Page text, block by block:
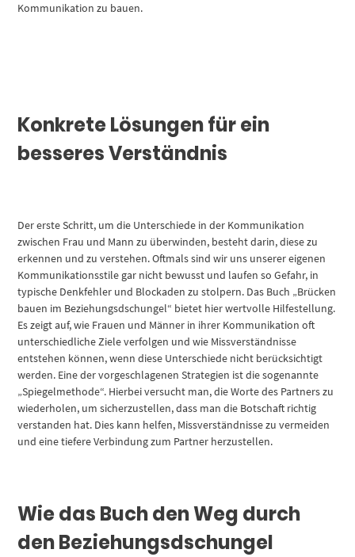
Kommunikation zu bauen.
Konkrete Lösungen für ein
besseres Verständnis
Der erste Schritt, um die Unterschiede in der Kommunikation
zwischen Frau und Mann zu überwinden, besteht darin, diese zu
erkennen und zu verstehen. Oftmals sind wir uns unserer eigenen
Kommunikationsstile gar nicht bewusst und laufen so Gefahr, in
typische Denkfehler und Blockaden zu stolpern. Das Buch „Brücken
bauen im Beziehungsdschungel“ bietet hier wertvolle Hilfestellung.
Es zeigt auf, wie Frauen und Männer in ihrer Kommunikation oft
unterschiedliche Ziele verfolgen und wie Missverständnisse
entstehen können, wenn diese Unterschiede nicht berücksichtigt
werden. Eine der vorgeschlagenen Strategien ist die sogenannte
„Spiegelmethode“. Hierbei versucht man, die Worte des Partners zu
wiederholen, um sicherzustellen, dass man die Botschaft richtig
verstanden hat. Dies kann helfen, Missverständnisse zu vermeiden
und eine tiefere Verbindung zum Partner herzustellen.
Wie das Buch den Weg durch
den Beziehungsdschungel